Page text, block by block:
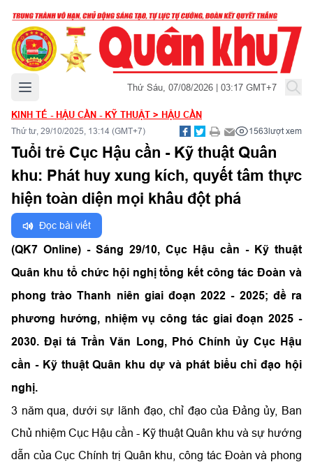
Mở menu chính Thứ Sáu, 07/08/2026 | 03:17 GMT+7
KINH TẾ - HẬU CẦN - KỸ THUẬT > HẬU CẦN
Thứ tư, 29/10/2025, 13:14 (GMT+7) 1563lượt xem
Tuổi trẻ Cục Hậu cần - Kỹ thuật Quân
khu: Phát huy xung kích, quyết tâm thực
hiện toàn diện mọi khâu đột phá
Đọc bài viết
(QK7 Online) - Sáng 29/10, Cục Hậu cần - Kỹ thuật
Quân khu tổ chức hội nghị tổng kết công tác Đoàn và
phong trào Thanh niên giai đoạn 2022 - 2025; đề ra
phương hướng, nhiệm vụ công tác giai đoạn 2025 -
2030. Đại tá Trần Văn Long, Phó Chính ủy Cục Hậu
cần - Kỹ thuật Quân khu dự và phát biểu chỉ đạo hội
nghị.
3 năm qua, dưới sự lãnh đạo, chỉ đạo của Đảng ủy, Ban
Chủ nhiệm Cục Hậu cần - Kỹ thuật Quân khu và sự hướng
dẫn của Cục Chính trị Quân khu, công tác Đoàn và phong